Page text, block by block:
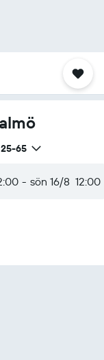
25-65
- sön 16/8 12:00